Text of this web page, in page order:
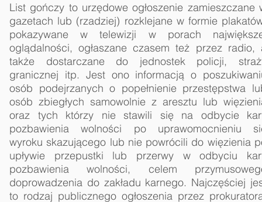
List gończy to urzędowe ogłoszenie zamieszczane
gazetach lub (rzadziej) rozklejane w formie
pokazywane w telewizji w porach
oglądalności, ogłaszane czasem też przez radio,
także dostarczane do jednostek policji,
granicznej itp. Jest ono informacją o
osób podejrzanych o popełnienie przestępstwa
osób zbiegłych samowolnie z aresztu lub
oraz tych którzy nie stawili się na odbycie
pozbawienia wolności po uprawomocnieniu
wyroku skazującego lub nie powrócili do więzienia
upływie przepustki lub przerwy w odbyciu
pozbawienia wolności, celem
doprowadzenia do zakładu karnego. Najczęściej
to rodzaj publicznego ogłoszenia przez